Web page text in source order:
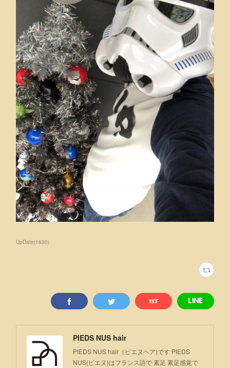
UpDate(1630)
PIEDS NUS hair
PIEDS NUS hair（ピエヌヘア)です PIEDS
NUS(ピエヌ)はフランス語で 素足 素足感覚で